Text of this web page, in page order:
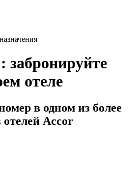
отеле
в одном из более
отелей Accor